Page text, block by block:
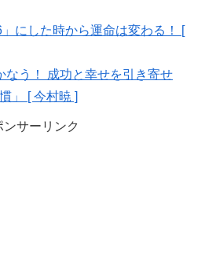
にした時から運命は変わる！ [
なう！ 成功と幸せを引き寄せ
」 [ 今村暁 ]
ンサーリンク